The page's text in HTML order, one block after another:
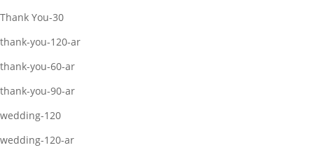
Thank You-30
thank-you-120-ar
thank-you-60-ar
thank-you-90-ar
wedding-120
wedding-120-ar